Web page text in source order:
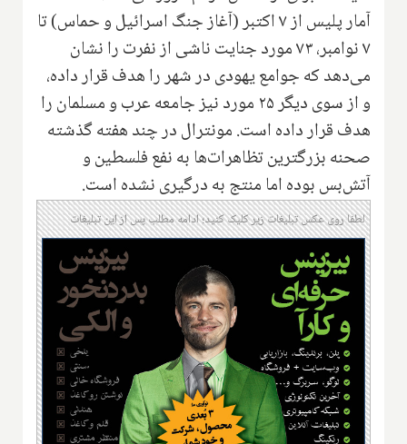
آمار پلیس از ۷ اکتبر (آغاز جنگ اسرائیل و حماس) تا
۷ نوامبر، ۷۳ مورد جنایت ناشی از نفرت را نشان
می‌دهد که جوامع یهودی در شهر را هدف قرار داده،
و از سوی دیگر ۲۵ مورد نیز جامعه عرب و مسلمان را
هدف قرار داده است. مونترال در چند هفته گذشته
صحنه بزرگترین تظاهرات‌ها به نفع فلسطین و
آتش‌بس بوده اما منتج به درگیری نشده است.
لطفا روی عکس تبلیغات زیر کلیک کنید؛ ادامه مطلب پس از این تبلیغات